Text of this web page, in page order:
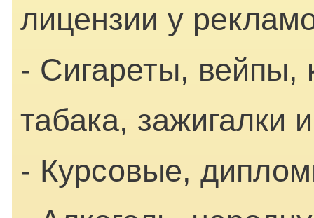
лицензии у
- Сигареты, вейпы,
табака, зажигалки
- Курсовые,